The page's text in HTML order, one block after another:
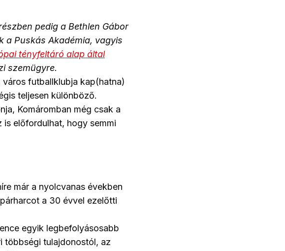
pedig a Bethlen Gábor
a Puskás Akadémia, vagyis
tényfeltáró alap által
szemügyre.
város futballklubja kap(hatna)
teljesen különböző.
Komáromban még csak a
is előfordulhat, hogy semmi
már a nyolcvanas években
a 30 évvel ezelőtti
egyik legbefolyásosabb
többségi tulajdonostól, az